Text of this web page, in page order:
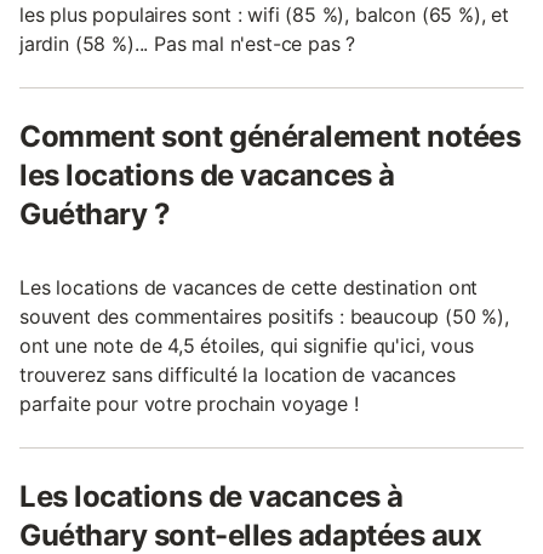
les plus populaires sont : wifi (85 %), balcon (65 %), et
jardin (58 %)... Pas mal n'est-ce pas ?
Comment sont généralement notées
les locations de vacances à
Guéthary ?
Les locations de vacances de cette destination ont
souvent des commentaires positifs : beaucoup (50 %),
ont une note de 4,5 étoiles, qui signifie qu'ici, vous
trouverez sans difficulté la location de vacances
parfaite pour votre prochain voyage !
Les locations de vacances à
Guéthary sont-elles adaptées aux